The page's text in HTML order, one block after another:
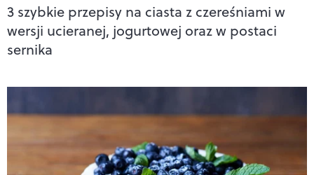
3 szybkie przepisy na ciasta z czereśniami w
wersji ucieranej, jogurtowej oraz w postaci
sernika